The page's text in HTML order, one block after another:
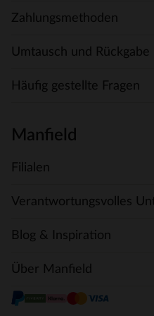
Zahlungsmethoden
Umtausch und Rückgabe
Häufig gestellte Fragen
Manfield
Filialen
Verantwortungsvolles
Blog & Inspiration
Über Manfield